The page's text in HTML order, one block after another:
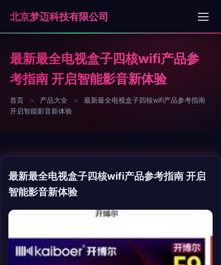
北京梦迈科技有限公司
最新最全电视盒子四核wifi产品参
考指南 开启智能影音新体验
首页 > 产品大全 >
最新最全电视盒子四核wifi产品参考指南
开启智能影音新体验
最新最全电视盒子四核wifi产品参考指南 开启
智能影音新体验